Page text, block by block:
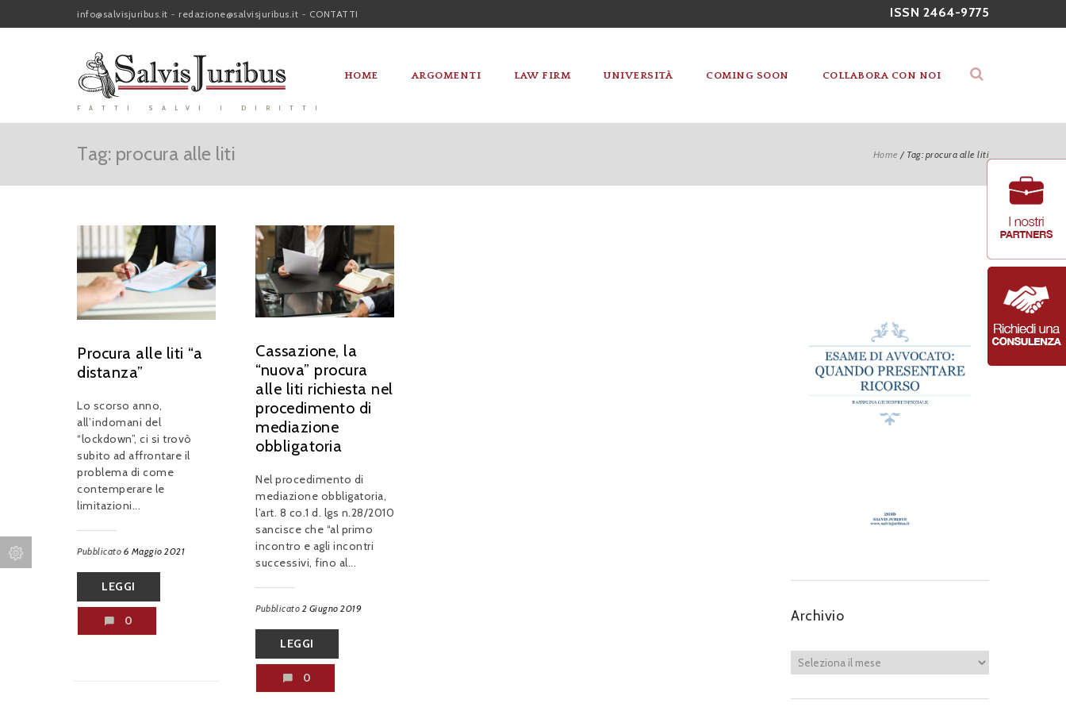
ISSN 2464-9775
info@salvisjuribus.it - redazione@salvisjuribus.it - CONTATTI
FATTI SALVI I DIRITTI
HOME ARGOMENTI LAW FIRM UNIVERSITÀ COMING SOON COLLABORA CON NOI
Home / Tag: procura alle liti
Tag: procura alle liti
Procura alle liti “a
distanza”
Lo scorso anno,
all’indomani del
“lockdown”, ci si trovò
subito ad affrontare il
problema di come
contemperare le
limitazioni...
Pubblicato 6 Maggio 2021
LEGGI
0
Cassazione, la
“nuova” procura
alle liti richiesta nel
procedimento di
mediazione
obbligatoria
Nel procedimento di
mediazione obbligatoria,
l’art. 8 co.1 d. lgs n.28/2010
sancisce che “al primo
incontro e agli incontri
successivi, fino al...
Pubblicato 2 Giugno 2019
LEGGI
0
Archivio